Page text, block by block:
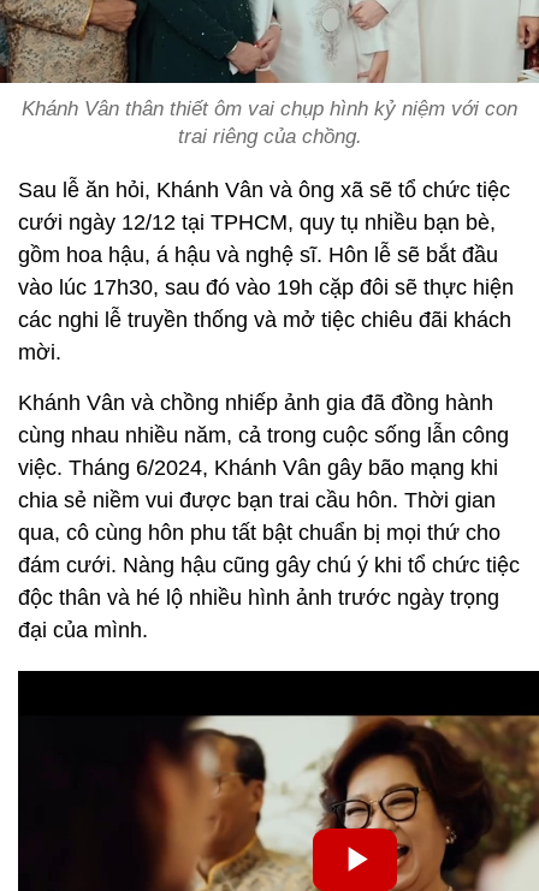
Khánh Vân thân thiết ôm vai chụp hình kỷ niệm với con
trai riêng của chồng.
Sau lễ ăn hỏi, Khánh Vân và ông xã sẽ tổ chức tiệc
cưới ngày 12/12 tại TPHCM, quy tụ nhiều bạn bè,
gồm hoa hậu, á hậu và nghệ sĩ. Hôn lễ sẽ bắt đầu
vào lúc 17h30, sau đó vào 19h cặp đôi sẽ thực hiện
các nghi lễ truyền thống và mở tiệc chiêu đãi khách
mời.
Khánh Vân và chồng nhiếp ảnh gia đã đồng hành
cùng nhau nhiều năm, cả trong cuộc sống lẫn công
việc. Tháng 6/2024, Khánh Vân gây bão mạng khi
chia sẻ niềm vui được bạn trai cầu hôn. Thời gian
qua, cô cùng hôn phu tất bật chuẩn bị mọi thứ cho
đám cưới. Nàng hậu cũng gây chú ý khi tổ chức tiệc
độc thân và hé lộ nhiều hình ảnh trước ngày trọng
đại của mình.